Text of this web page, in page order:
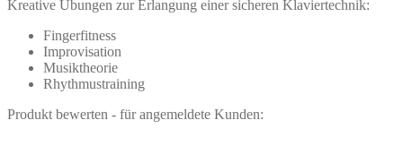
Kreative Übungen zur Erlangung einer sicheren Klaviertechnik:
Fingerfitness
Improvisation
Musiktheorie
Rhythmustraining
Produkt bewerten - für angemeldete Kunden: